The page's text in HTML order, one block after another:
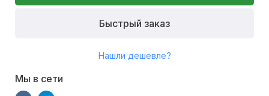
Быстрый заказ
Нашли дешевле?
Мы в сети